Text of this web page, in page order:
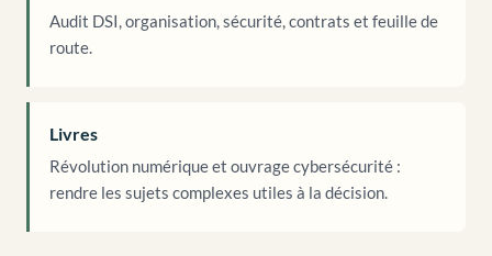
Audit DSI, organisation, sécurité, contrats et feuille de
route.
Livres
Révolution numérique et ouvrage cybersécurité :
rendre les sujets complexes utiles à la décision.